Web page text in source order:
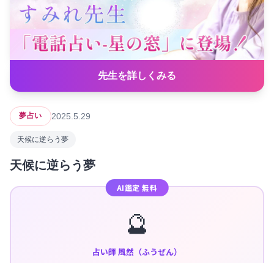
先生を詳しくみる
夢占い 2025.5.29
天候に逆らう夢
天候に逆らう夢
AI鑑定 無料
🔮
占い師 風然（ふうぜん）